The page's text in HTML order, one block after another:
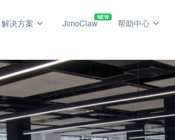
解决方案 JimoClaw
NEW
帮助中心